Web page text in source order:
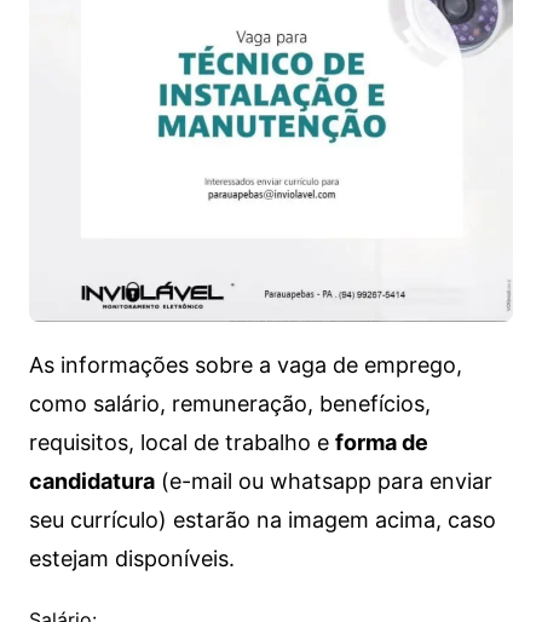
As informações sobre a vaga de emprego,
como salário, remuneração, benefícios,
requisitos, local de trabalho e forma de
candidatura(e-mail ou whatsapp para enviar
seu currículo) estarão na imagem acima, caso
estejam disponíveis.